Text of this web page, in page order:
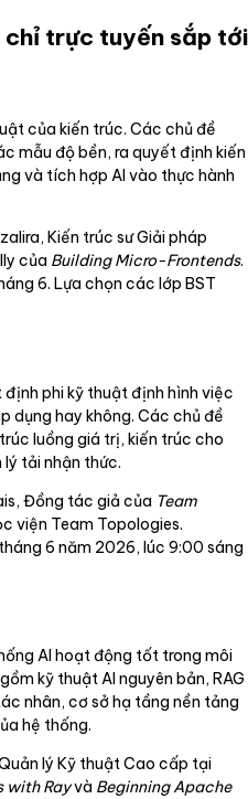
chỉ trực tuyến sắp tới
của kiến trúc. Các chủ đề
mẫu độ bền, ra quyết định kiến
và tích hợp AI vào thực hành
Kiến trúc sư Giải pháp
của Building Micro-Frontends.
6. Lựa chọn các lớp BST
phi kỹ thuật định hình việc
dụng hay không. Các chủ đề
luồng giá trị, kiến trúc cho
tải nhận thức.
Đồng tác giả của Team
viện Team Topologies.
6 năm 2026, lúc 9:00 sáng
AI hoạt động tốt trong môi
kỹ thuật AI nguyên bản, RAG
nhân, cơ sở hạ tầng nền tảng
hệ thống.
Quản lý Kỹ thuật Cao cấp tại
with Rayvà Beginning Apache